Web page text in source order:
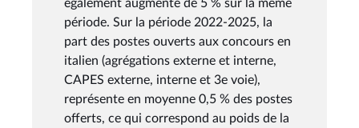
également augmenté de 5 % sur la même
période. Sur la période 2022-2025, la
part des postes ouverts aux concours en
italien (agrégations externe et interne,
CAPES externe, interne et 3e voie),
représente en moyenne 0,5 % des postes
offerts, ce qui correspond au poids de la